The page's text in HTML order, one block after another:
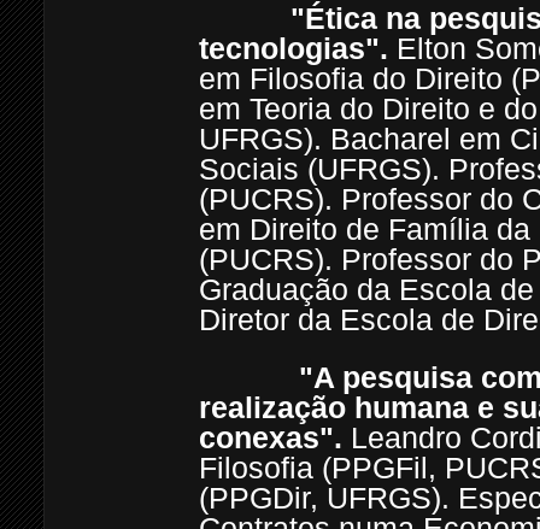
"Ética na pesquisa
tecnologias". Elton
em Filosofia do Direito
em Teoria do Direito e
UFRGS). Bacharel em
Sociais (UFRGS).
(PUCRS). Professor do
em Direito de Família
(PUCRS). Professor do
Graduação da Escola
Diretor da Escola de
"A pesquisa
realização humana e
conexas". Leandro
Filosofia (PPGFil,
(PPGDir, UFRGS).